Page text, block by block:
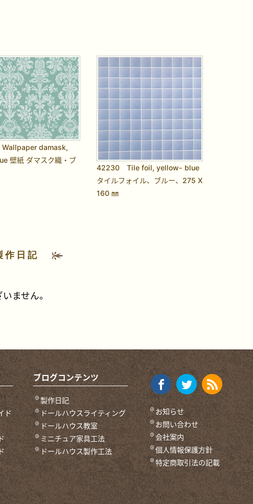
damask,
壁紙 ダマスク織・ブ
42230 Tile foil, yellow- blue
タイルフォイル、ブルー、275 X
160 ㎜
作日記
ません。
ド
ブログコンテンツ
製作日記
ドールハウスライティング
ドールハウス教室
ミニチュア家具工法
ドールハウス製作工法
お知らせ
お問い合わせ
会社案内
個人情報保護方針
特定商取引法の記載